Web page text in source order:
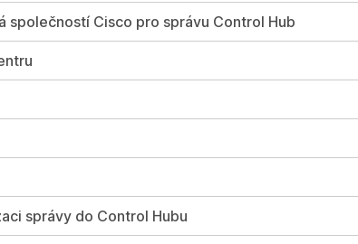
Cisco pro správu Control Hub
správy do Control Hubu